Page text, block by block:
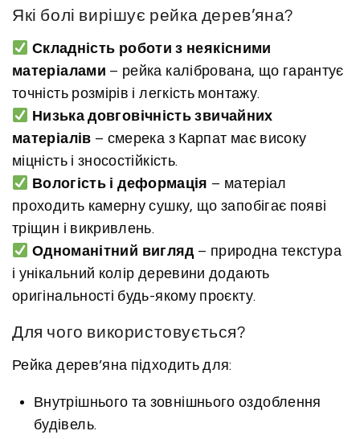
Які болі вирішує рейка дерев’яна?
Складність роботи з неякісними
матеріалами – рейка калібрована, що гарантує
точність розмірів і легкість монтажу.
Низька довговічність звичайних
матеріалів – смерека з Карпат має високу
міцність і зносостійкість.
Вологість і деформація – матеріал
проходить камерну сушку, що запобігає появі
тріщин і викривлень.
Одноманітний вигляд– природна текстура
і унікальний колір деревини додають
оригінальності будь-якому проєкту.
Для чого використовується?
Рейка дерев’яна підходить для:
Внутрішнього та зовнішнього оздоблення
будівель.